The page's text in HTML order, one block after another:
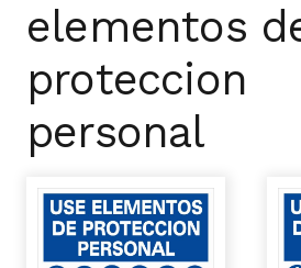
elementos
proteccion
personal